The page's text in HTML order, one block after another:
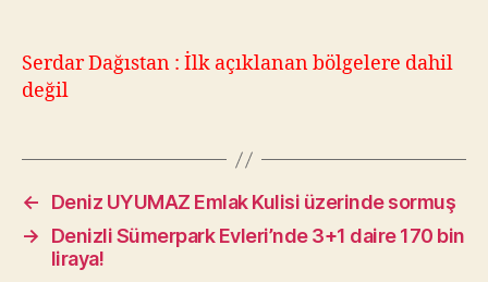
Serdar Dağıstan : İlk açıklanan bölgelere dahil
değil
←
Deniz UYUMAZ Emlak Kulisi üzerinde sormuş
→
Denizli Sümerpark Evleri’nde 3+1 daire 170 bin
liraya!